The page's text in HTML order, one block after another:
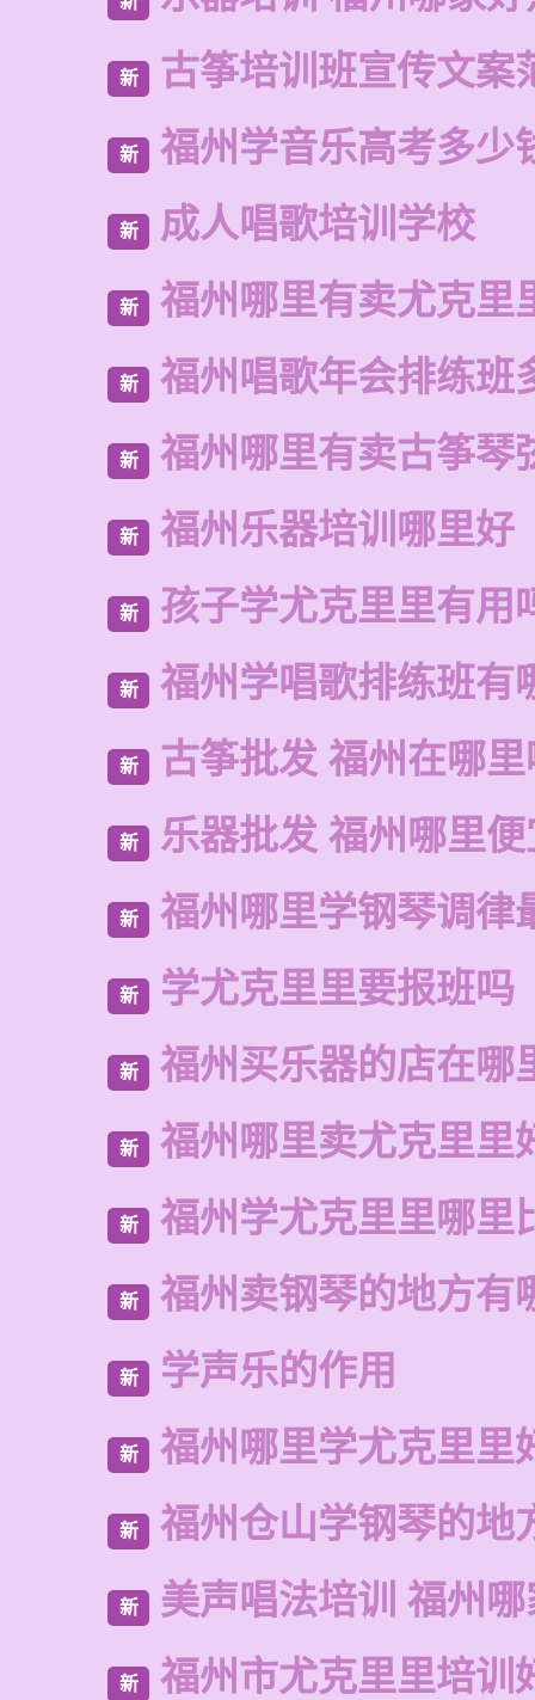
新 古筝培训班宣传文案
新 福州学音乐高考多少
新 成人唱歌培训学校
新 福州哪里有卖尤克里
新 福州唱歌年会排练班
新 福州哪里有卖古筝琴
新 福州乐器培训哪里好
新 孩子学尤克里里有用
新 福州学唱歌排练班有
新 古筝批发 福州在哪
新 乐器批发 福州哪里
新 福州哪里学钢琴调律
新 学尤克里里要报班吗
新 福州买乐器的店在哪
新 福州哪里卖尤克里里
新 福州学尤克里里哪里
新 福州卖钢琴的地方有
新 学声乐的作用
新 福州哪里学尤克里里
新 福州仓山学钢琴的地
新 美声唱法培训 福州
新 福州市尤克里里培训